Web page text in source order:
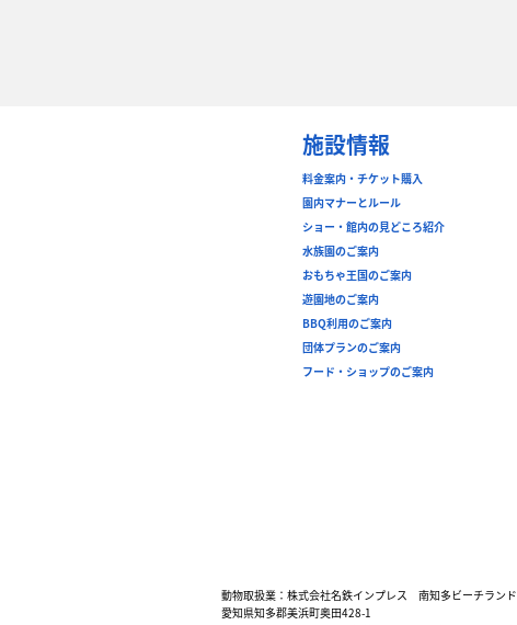
施設情報
料金案内・チケット購入
園内マナーとルール
ショー・館内の見どころ紹介
水族園のご案内
おもちゃ王国のご案内
遊園地のご案内
BBQ利用のご案内
団体プランのご案内
フード・ショップのご案内
動物取扱業：株式会社名鉄インプレス 南知多ビーチランド
愛知県知多郡美浜町奥田428-1